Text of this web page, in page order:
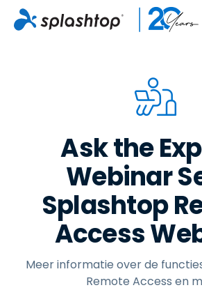
Ask the
Webinar
Splashtop
Access
Meer informatie over de
Remote Access en